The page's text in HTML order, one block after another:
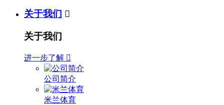
关于我们 
关于我们
进一步了解 
公司简介
米兰体育